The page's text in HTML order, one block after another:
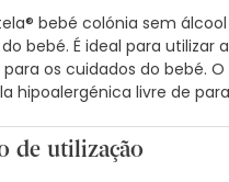
bebé colónia sem
bebé. É ideal para
para os cuidados do bebé.
hipoalergénica livre de
de utilização